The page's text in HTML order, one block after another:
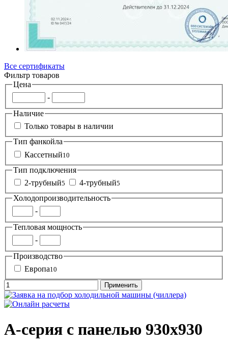
Все сертификаты
Фильтр товаров
Цена
-
Наличие
Только товары в наличии
Тип фанкойла
Кассетный10
Тип подключения
2-трубный5 4-трубный5
Холодопроизводительность
-
Тепловая мощность
-
Производство
Европа10
A-серия с панелью 930х930